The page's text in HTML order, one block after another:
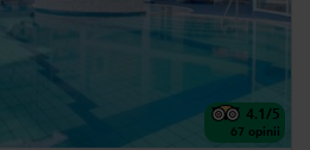
4.1/5
67 opinii